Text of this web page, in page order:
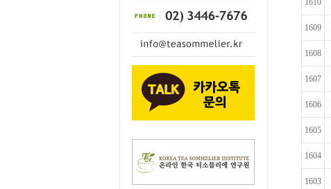
1610
1609
1608
1607
1606
1605
1604
1603